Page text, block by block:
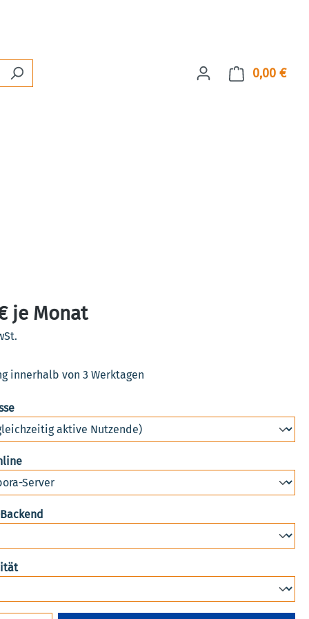
0,00 €
je Monat
innerhalb von 3 Werktagen
auswählen
auswählen
auswählen